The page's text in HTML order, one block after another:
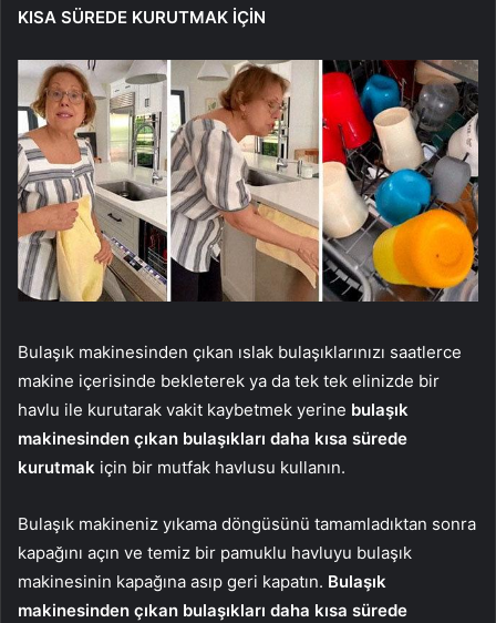
KISA SÜREDE KURUTMAK İÇİN
Bulaşık makinesinden çıkan ıslak bulaşıklarınızı saatlerce
makine içerisinde bekleterek ya da tek tek elinizde bir
havlu ile kurutarak vakit kaybetmek yerine bulaşık
makinesinden çıkan bulaşıkları daha kısa sürede
kurutmak için bir mutfak havlusu kullanın.
Bulaşık makineniz yıkama döngüsünü tamamladıktan sonra
kapağını açın ve temiz bir pamuklu havluyu bulaşık
makinesinin kapağına asıp geri kapatın. Bulaşık
makinesinden çıkan bulaşıkları daha kısa sürede